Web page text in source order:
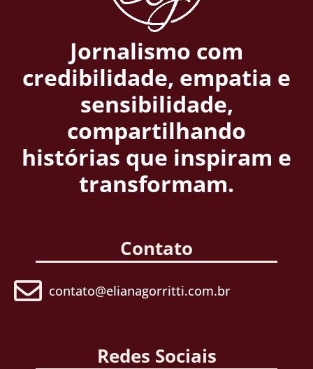
Jornalismo com
credibilidade, empatia e
sensibilidade,
compartilhando
histórias que inspiram e
transformam.
Contato
contato@elianagorritti.com.br
Redes Sociais